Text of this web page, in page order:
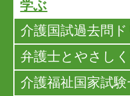
学ぶ
介護国試過去問
弁護士とやさし
介護福祉国家試